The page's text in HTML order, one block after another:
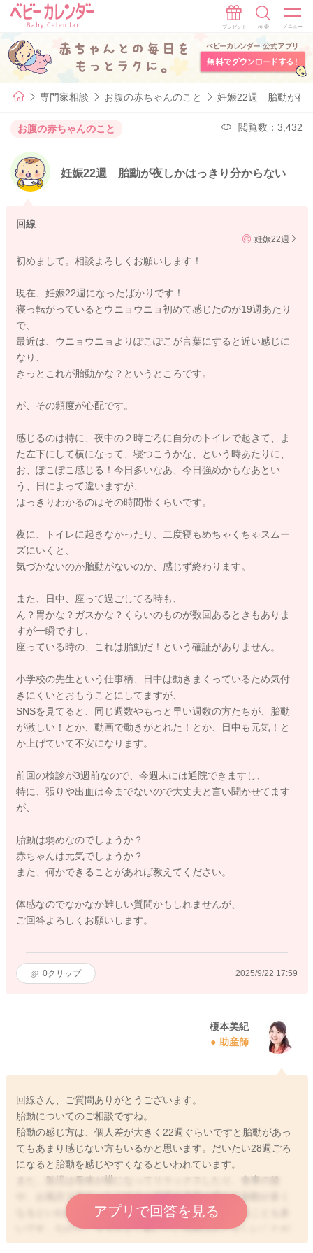
専門家相談 お腹の赤ちゃんのこと 妊娠22週 胎動が夜
お腹の赤ちゃんのこと 閲覧数：3,432
妊娠22週 胎動が夜しかはっきり分からない
回線
妊娠22週
初めまして。相談よろしくお願いします！
現在、妊娠22週になったばかりです！
寝っ転がっているとウニョウニョ初めて感じたのが19週あたり
で、
最近は、ウニョウニョよりぽこぽこが言葉にすると近い感じに
なり、
きっとこれが胎動かな？というところです。
が、その頻度が心配です。
感じるのは特に、夜中の２時ごろに自分のトイレで起きて、ま
た左下にして横になって、寝つこうかな、という時あたりに、
お、ぽこぽこ感じる！今日多いなあ、今日強めかもなあとい
う、日によって違いますが、
はっきりわかるのはその時間帯くらいです。
夜に、トイレに起きなかったり、二度寝もめちゃくちゃスムー
ズにいくと、
気づかないのか胎動がないのか、感じず終わります。
また、日中、座って過ごしてる時も、
ん？胃かな？ガスかな？くらいのものが数回あるときもありま
すが一瞬ですし、
座っている時の、これは胎動だ！という確証がありません。
小学校の先生という仕事柄、日中は動きまくっているため気付
きにくいとおもうことにしてますが、
SNSを見てると、同じ週数やもっと早い週数の方たちが、胎動
が激しい！とか、動画で動きがとれた！とか、日中も元気！と
か上げていて不安になります。
前回の検診が3週前なので、今週末には通院できますし、
特に、張りや出血は今までないので大丈夫と言い聞かせてます
が、
胎動は弱めなのでしょうか？
赤ちゃんは元気でしょうか？
また、何かできることがあれば教えてください。
体感なのでなかなか難しい質問かもしれませんが、
ご回答よろしくお願いします。
0クリップ 2025/9/22 17:59
榎本美紀
助産師
回線さん、ご質問ありがとうございます。
胎動についてのご相談ですね。
胎動の感じ方は、個人差が大きく22週ぐらいですと胎動があっ
てもあまり感じない方もいるかと思います。だいたい28週ごろ
になると胎動を感じやすくなるといわれています。
また、胎児は母体が横になってリラックスしたり、食事の後
や、お風呂で温まったりすると循環血液量が増えて胎動が多く
なるといわれています。夜間のほうが胎動が多くなることも多
いです。なので、ママがよく動いている時はおとなしいことが
多いです。
アプリで回答を見る